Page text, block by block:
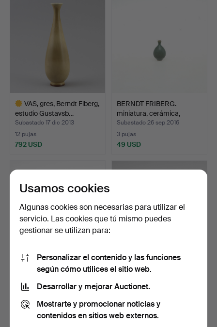
VAS, gres, Berndt Fiberg,
estudio Gustavsb…
Subastado 17 dic 2013
12 pujas
792 USD
seleccionado
BERNDT FRIBERG.
miniatura, cerámica,
Gusta…
Subastado 26 sep 2016
3 pujas
49 USD
BERNDT FRIBERG.
Jarrón en miniatura, gres,…
Subastado 19 ago 2017
160 USD
BERNDT FRIBERG.
Gusta…
Subastado 25 feb 2017
341 USD
Lote
Usamos cookies
Algunas cookies son necesarias para utilizar el
servicio. Las cookies que tú mismo puedes
gestionar se utilizan para:
Personalizar el contenido y las funciones
según cómo utilices el sitio web.
Desarrollar y mejorar Auctionet.
Mostrarte y promocionar noticias y
contenidos en sitios web externos.